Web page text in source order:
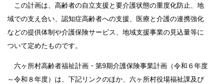
この計画は、高齢者の自立支援と要介護状態の重度化防止、地
域での支え合い、認知症高齢者への支援、医療と介護の連携強化
などの提供体制や介護保険サービス、地域支援事業の見込量等に
ついて定めたものです。
六ヶ所村高齢者福祉計画・第9期介護保険事業計画（令和６年度
～令和８年度）は、下記リンクのほか、六ヶ所村役場福祉課及び